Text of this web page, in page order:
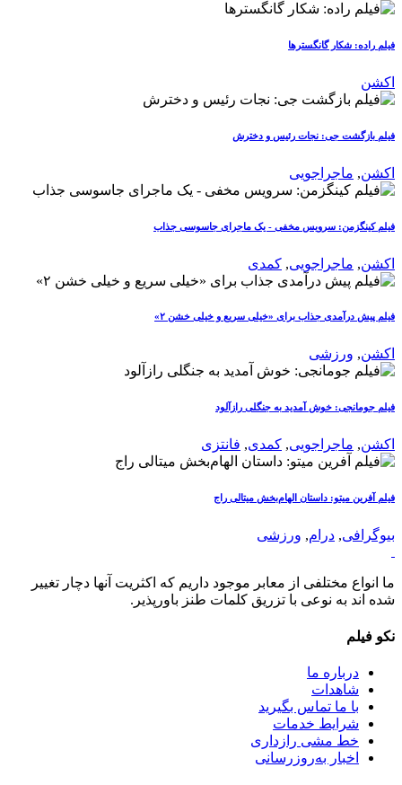
فیلم راده: شکار گانگسترها
اکشن
فیلم بازگشت جی: نجات رئیس و دخترش
اکشن, ماجراجویی
فیلم کینگزمن: سرویس مخفی - یک ماجرای جاسوسی جذاب
اکشن, ماجراجویی, کمدی
فیلم پیش درآمدی جذاب برای «خیلی سریع و خیلی خشن ۲»
اکشن, ورزشی
فیلم جومانجی: خوش آمدید به جنگلی رازآلود
اکشن, ماجراجویی, کمدی, فانتزی
فیلم آفرین میتو: داستان الهام‌بخش میتالی راج
بیوگرافی, درام, ورزشی
ما انواع مختلفی از معابر موجود داریم که اکثریت آنها دچار تغییر
شده اند به نوعی با تزریق کلمات طنز باورپذیر.
نکو فیلم
درباره ما
شاهدات
با ما تماس بگیرید
شرایط خدمات
خط مشی رازداری
اخبار به‌روزرسانی